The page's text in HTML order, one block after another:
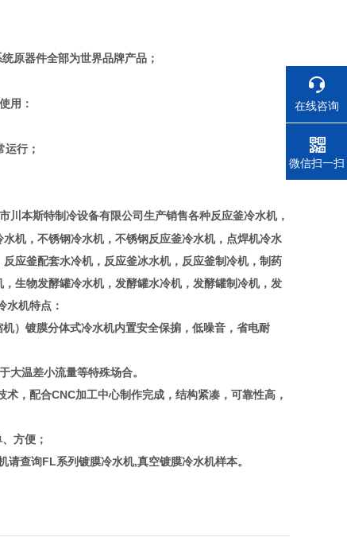
原器件全部为世界品牌产品；
用：
行；
川本斯特制冷设备有限公司生产销售各种反应釜冷水机，
机，不锈钢冷水机，不锈钢反应釜冷水机，点焊机冷水
应釜配套水冷机，反应釜冰水机，反应釜制冷机，制药
生物发酵罐冷水机，发酵罐水冷机，发酵罐制冷机，发
水机特点：
）镀膜分体式冷水机内置安全保掮，低噪音，省电耐
大温差小流量等特殊场合。
，配合CNC加工中心制作完成，结构紧凑，可靠性高，
方便；
查询FL系列镀膜冷水机,真空镀膜冷水机样本。
在线咨询
电话
微信扫一扫